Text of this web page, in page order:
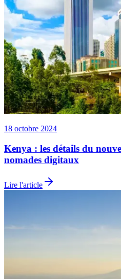
18 octobre 2024
Kenya : les détails du
nomades digitaux
Lire l'article